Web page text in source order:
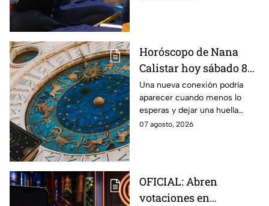
Horóscopo de Nana
Calistar hoy sábado 8
de agosto del 2026 para
cada signo; una
conexión inesperada
podría transformar tus
Una nueva conexión podría
aparecer cuando menos lo
esperas y dejar una huella
importante.
07 agosto, 2026
OFICIAL: Abren
votaciones en